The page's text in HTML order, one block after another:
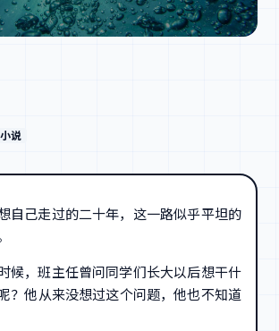
小说
自己走过的二十年，这一路似乎平坦的
候，班主任曾问同学们长大以后想干什
？他从来没想过这个问题，他也不知道